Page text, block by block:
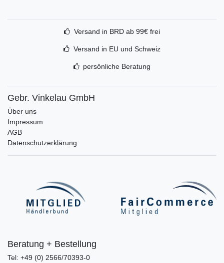
Versand in BRD ab 99€ frei
Versand in EU und Schweiz
persönliche Beratung
Gebr. Vinkelau GmbH
Über uns
Impressum
AGB
Datenschutzerklärung
Beratung + Bestellung
Tel: +49 (0) 2566/70393-0